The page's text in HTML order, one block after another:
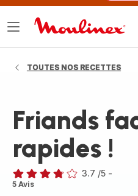
Ouvrir
TOUTES NOS RECETTES
Friands
rapides !
ratings.3.7
3.7 /5 -
5 Avis